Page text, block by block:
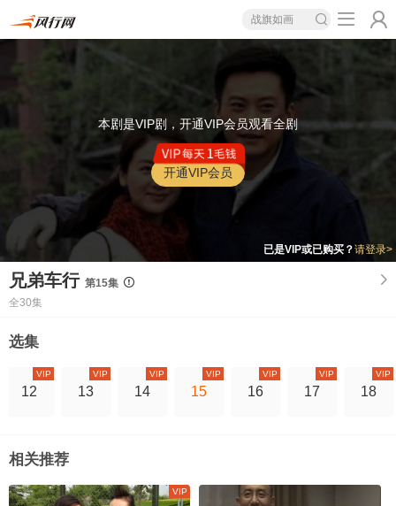
战旗如画
本剧是VIP剧，开通VIP会员观看全剧
开通VIP会员
已是VIP或已购买？请登录>
兄弟车行 第15集
全30集
选集
12
VIP
13
VIP
14
VIP
15
VIP
16
VIP
17
VIP
18
VIP
相关推荐